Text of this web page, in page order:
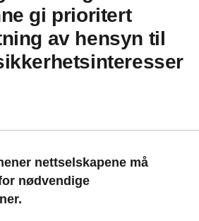
gi prioritert
av hensyn til
nettselskapene må
nødvendige